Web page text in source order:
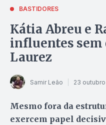
BASTIDORES
Kátia Abreu e
influentes sem
Laurez
Samir Leão 23
Mesmo fora da
exercem papel